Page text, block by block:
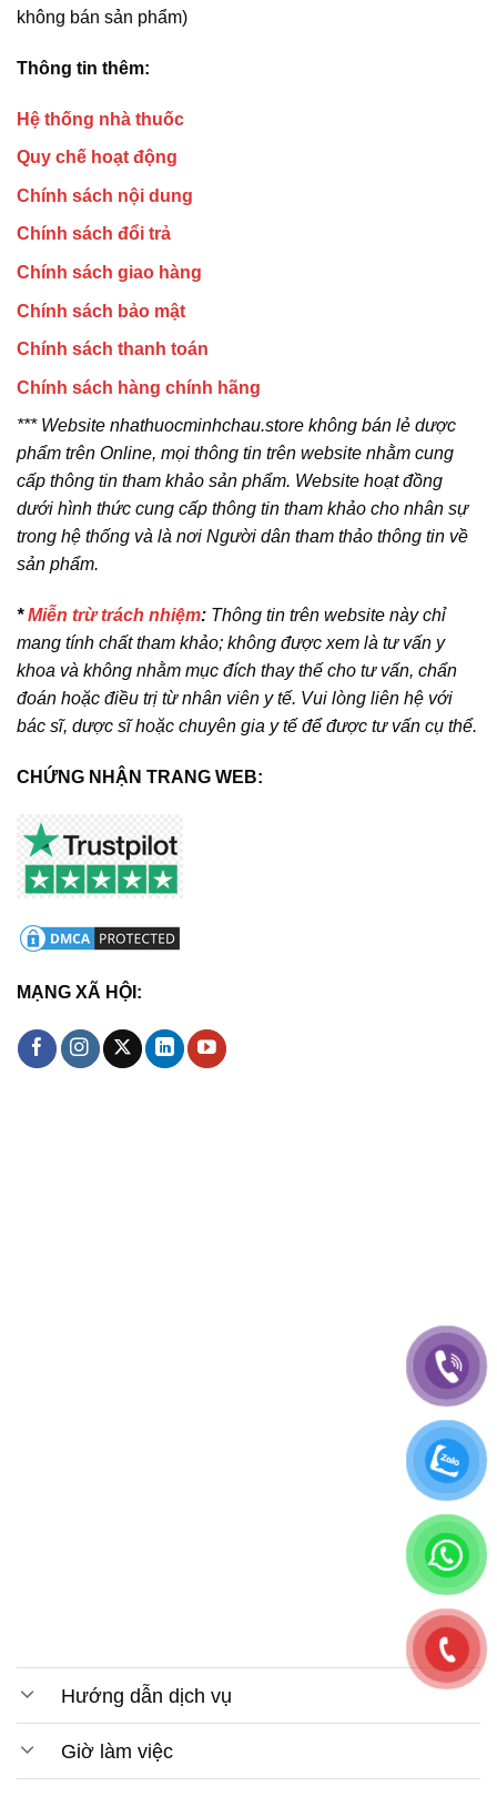
không bán sản phẩm)
Thông tin thêm:
Hệ thống nhà thuốc
Quy chế hoạt động
Chính sách nội dung
Chính sách đổi trả
Chính sách giao hàng
Chính sách bảo mật
Chính sách thanh toán
Chính sách hàng chính hãng
*** Website nhathuocminhchau.store không bán lẻ dược
phẩm trên Online, mọi thông tin trên website nhằm cung
cấp thông tin tham khảo sản phẩm. Website hoạt đồng
dưới hình thức cung cấp thông tin tham khảo cho nhân sự
trong hệ thống và là nơi Người dân tham thảo thông tin về
sản phẩm.
*Miễn trừ trách nhiệm: Thông tin trên website này chỉ
mang tính chất tham khảo; không được xem là tư vấn y
khoa và không nhằm mục đích thay thế cho tư vấn, chẩn
đoán hoặc điều trị từ nhân viên y tế. Vui lòng liên hệ với
bác sĩ, dược sĩ hoặc chuyên gia y tế để được tư vấn cụ thể.
CHỨNG NHẬN TRANG WEB:
MẠNG XÃ HỘI:
Hướng dẫn dịch vụ
Giờ làm việc